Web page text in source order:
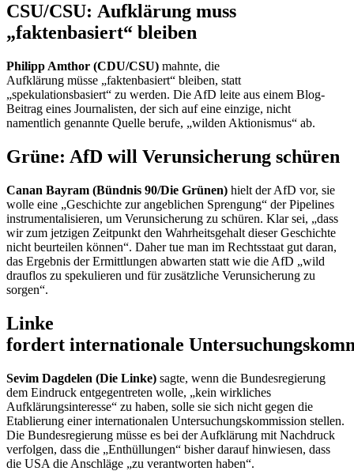
CSU/CSU: Aufklärung muss
„faktenbasiert“ bleiben
Philipp Amthor (CDU/CSU) mahnte, die
Aufklärung müsse „faktenbasiert“ bleiben, statt
„spekulationsbasiert“ zu werden. Die AfD leite aus einem Blog-
Beitrag eines Journalisten, der sich auf eine einzige, nicht
namentlich genannte Quelle berufe, „wilden Aktionismus“ ab.
Grüne: AfD will Verunsicherung schüren
Canan Bayram (Bündnis 90/Die Grünen) hielt der AfD vor, sie
wolle eine „Geschichte zur angeblichen Sprengung“ derPipelines
instrumentalisieren, um Verunsicherung zu schüren. Klar sei, „dass
wir zum jetzigen Zeitpunkt den Wahrheitsgehalt dieser Geschichte
nicht beurteilen können“. Daher tue man im Rechtsstaat gut daran,
das Ergebnis der Ermittlungen abwarten statt wie die AfD „wild
drauflos zu spekulieren und für zusätzliche Verunsicherung zu
sorgen“.
Linke
fordert internationale
Sevim Dagdelen (Die Linke) sagte, wenn die Bundesregierung
dem Eindruck entgegentreten wolle, „kein wirkliches
Aufklärungsinteresse“ zu haben, solle sie sich nicht gegen die
Etablierung einer internationalen Untersuchungskommission stellen.
Die Bundesregierung müsse es bei der Aufklärung mit Nachdruck
verfolgen, dass die „Enthüllungen“ bisher darauf hinwiesen, dass
die USA die Anschläge „zu verantworten haben“.